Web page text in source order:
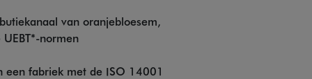
van oranjebloesem,
normen
een fabriek met de ISO 14001